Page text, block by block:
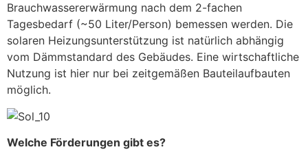
Brauchwassererwärmung nach dem 2-fachen
Tagesbedarf (~50 Liter/Person) bemessen werden. Die
solaren Heizungsunterstützung ist natürlich abhängig
vom Dämmstandard des Gebäudes. Eine wirtschaftliche
Nutzung ist hier nur bei zeitgemäßen Bauteilaufbauten
möglich.
Welche Förderungen gibt es?